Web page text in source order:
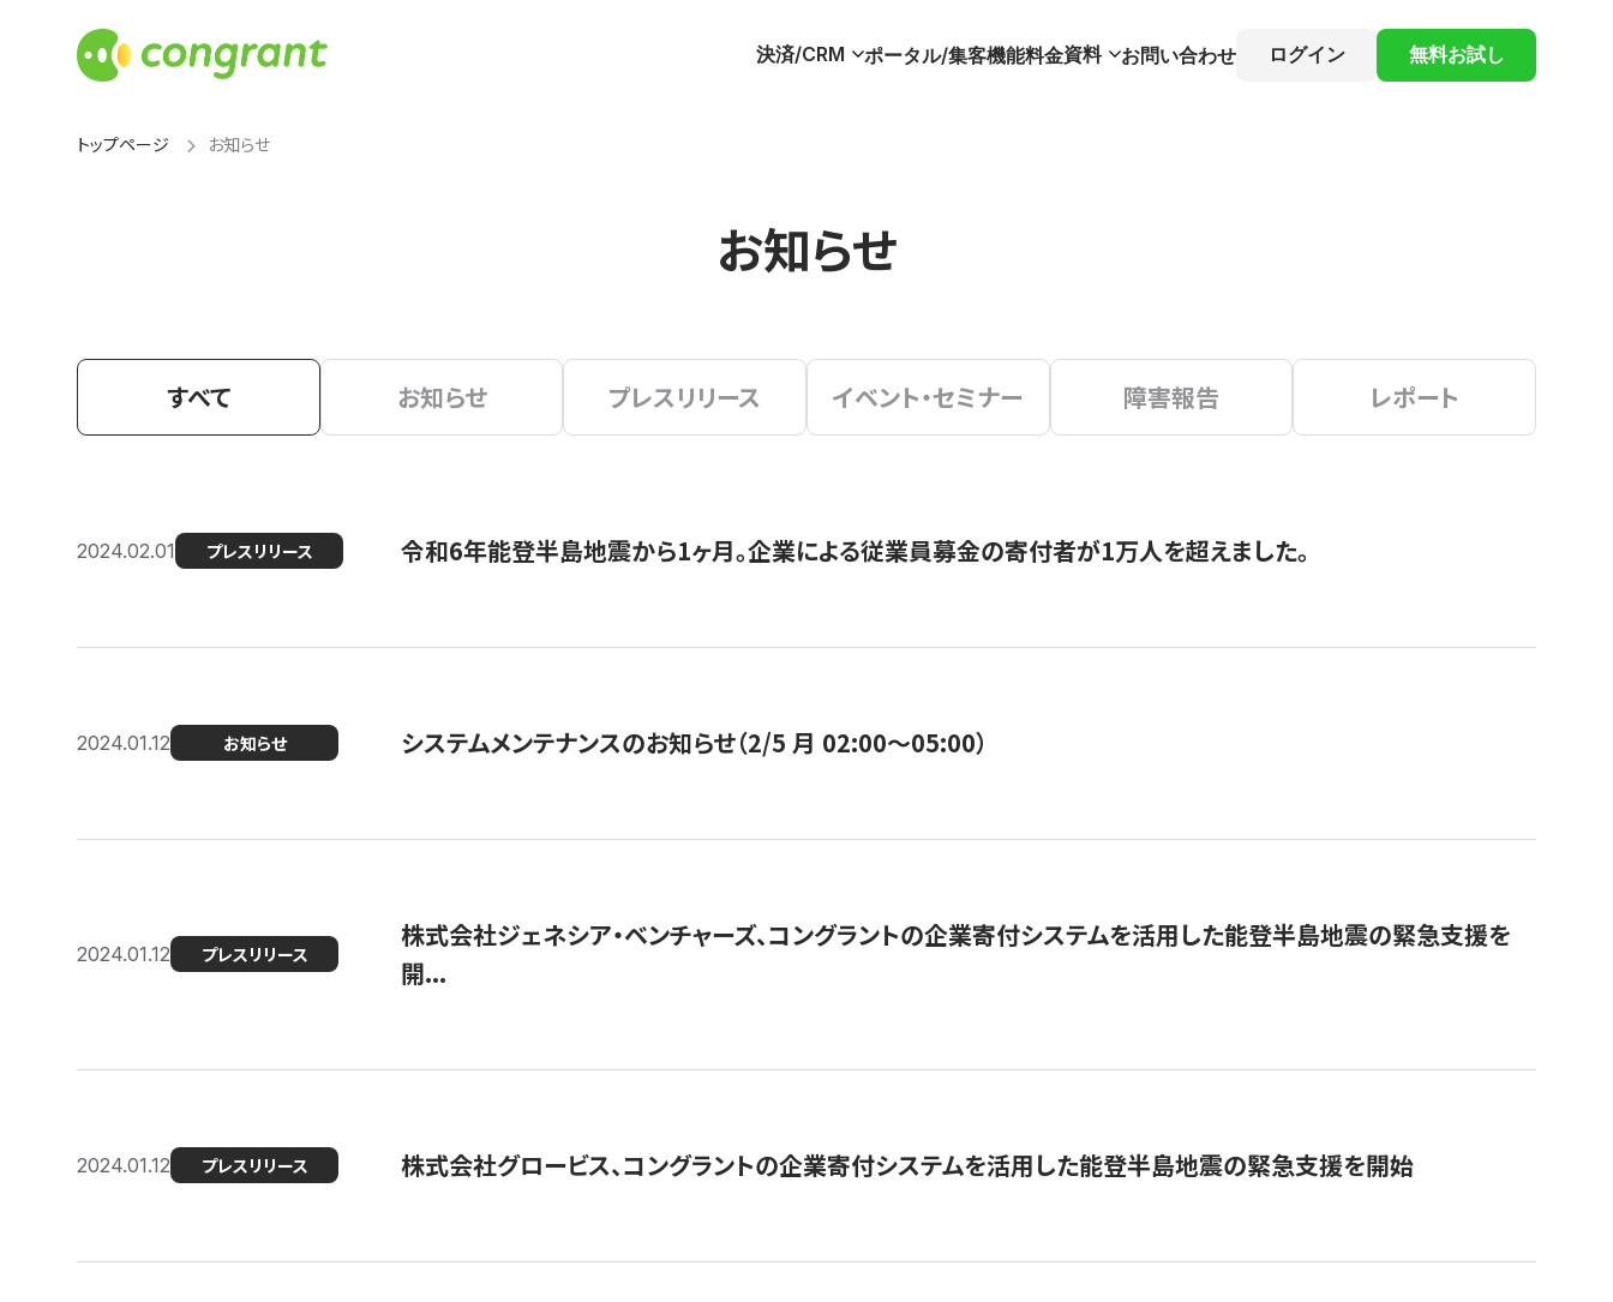
決済/CRM ポータル/集客機能料金資料 お問い合わせ ログイン 無料お試し
トップページ お知らせ
お知らせ
すべて お知らせ プレスリリース イベント・セミナー 障害報告 レポート
2024.02.01 プレスリリース 令和6年能登半島地震から1ヶ月。企業による従業員募金の寄付者が1万人を超えました。
2024.01.12 お知らせ システムメンテナンスのお知らせ（2/5 月 02:00〜05:00）
2024.01.12 プレスリリース
株式会社ジェネシア・ベンチャーズ、コングラントの企業寄付システムを活用した能登半島地震の緊急支援を
開...
2024.01.12 プレスリリース 株式会社グロービス、コングラントの企業寄付システムを活用した能登半島地震の緊急支援を開始